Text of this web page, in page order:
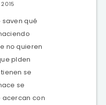
qué
no quieren
pIden
se
se
acercan con